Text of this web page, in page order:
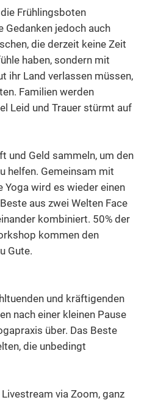
Frühlingsboten
Gedanken jedoch auch
die derzeit keine Zeit
haben, sondern mit
ihr Land verlassen müssen,
Familien werden
Leid und Trauer stürmt auf
und Geld sammeln, um den
helfen. Gemeinsam mit
Yoga wird es wieder einen
aus zwei Welten Face
kombiniert. 50% der
kommen den
Gute.
und kräftigenden
nach einer kleinen Pause
über. Das Beste
die unbedingt
via Zoom, ganz